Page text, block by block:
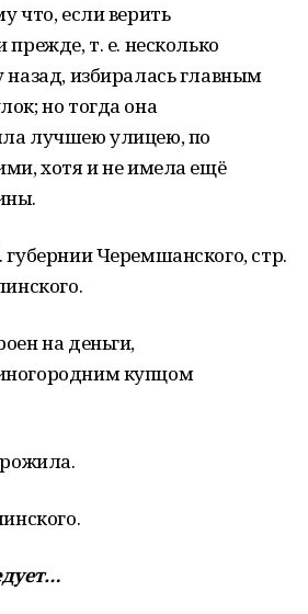
что, если верить
т. е. несколько
назад, избиралась главным
но тогда она
лучшею улицею, по
хотя и не имела ещё
Черемшанского, стр.
на деньги,
купцом